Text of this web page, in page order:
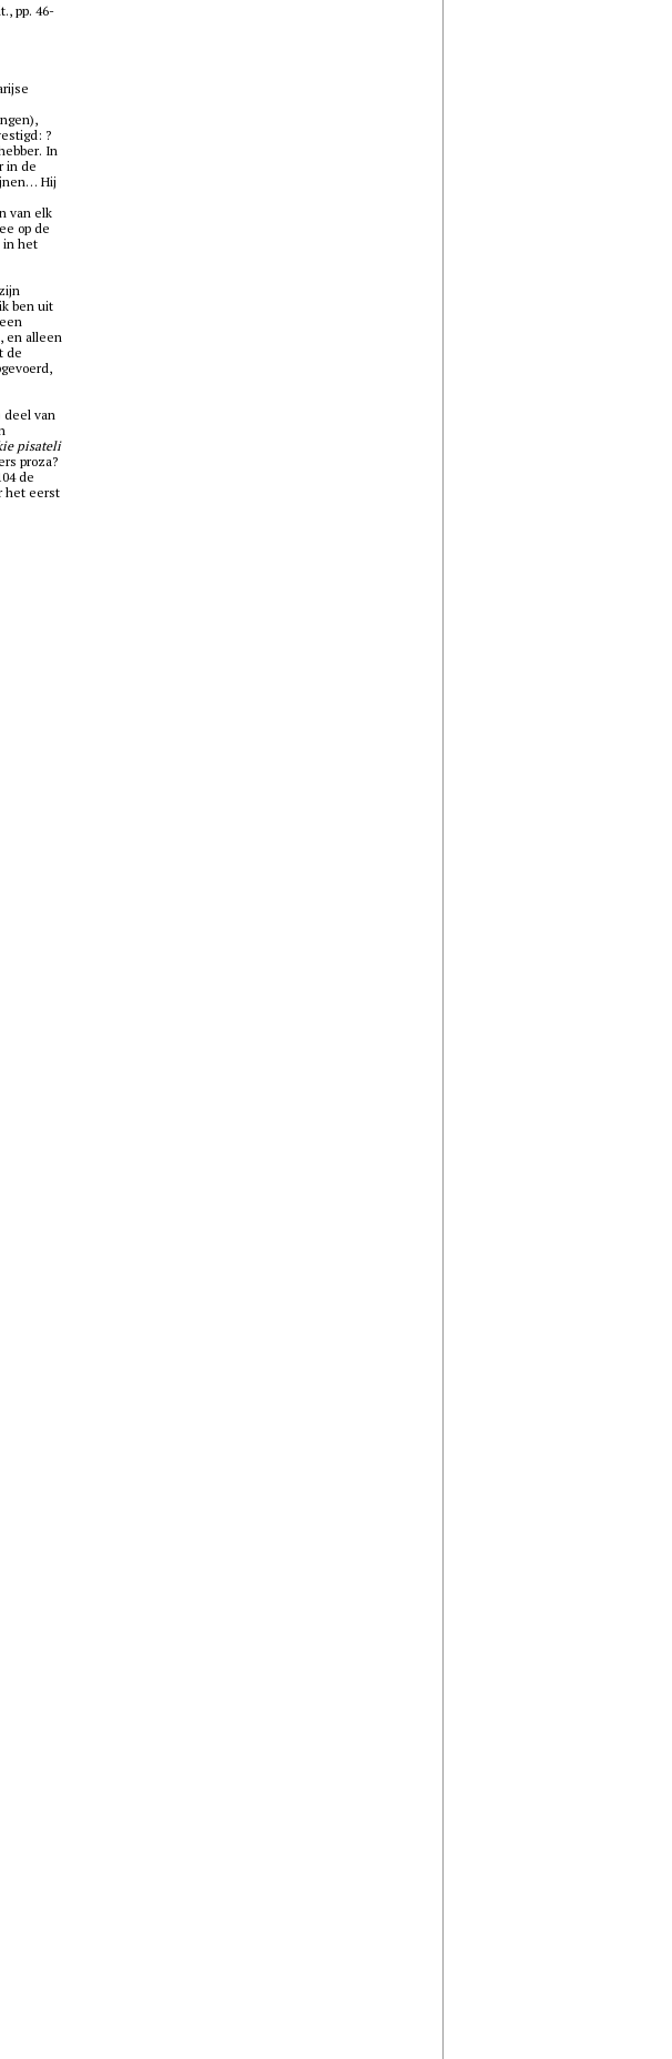
pp. 46-
?
In
in de
Hij
van elk
op de
in het
ben uit
en alleen
de
deel van
pisateli
proza?
de
het eerst